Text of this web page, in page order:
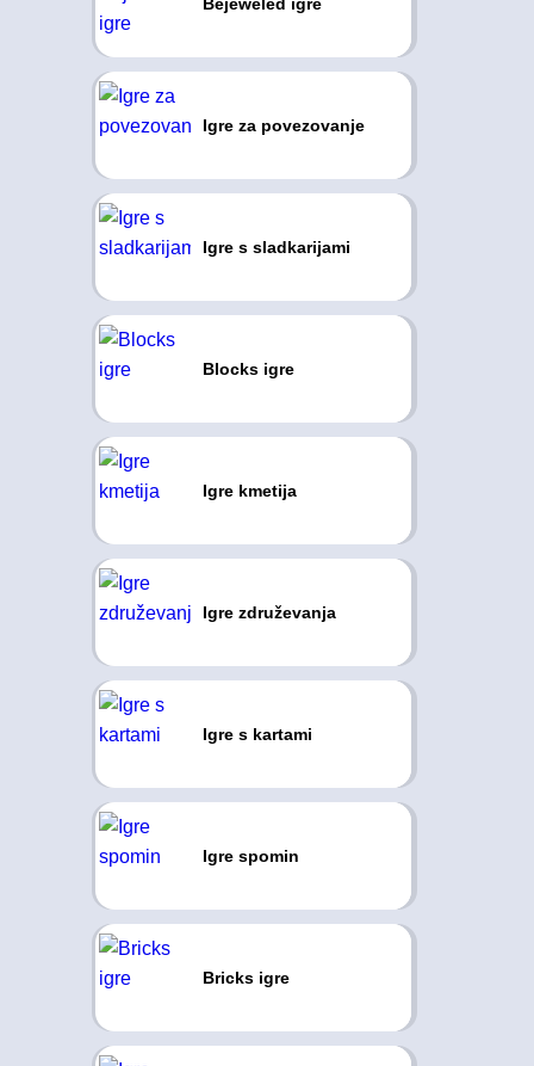
Igre za povezovanje
Igre s sladkarijami
Blocks igre
Igre kmetija
Igre združevanja
Igre s kartami
Igre spomin
Bricks igre